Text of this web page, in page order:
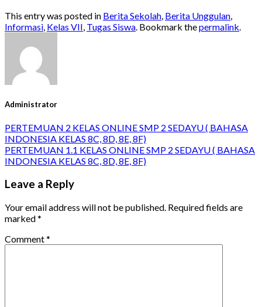
This entry was posted in Berita Sekolah, Berita Unggulan,
Informasi, Kelas VII, Tugas Siswa. Bookmark thepermalink.
Administrator
PERTEMUAN 2 KELAS ONLINE SMP 2 SEDAYU ( BAHASA
INDONESIA KELAS 8C, 8D, 8E, 8F)
PERTEMUAN 1.1 KELAS ONLINE SMP 2 SEDAYU ( BAHASA
INDONESIA KELAS 8C, 8D, 8E, 8F)
Leave a Reply
Your email address will not be published. Required fields are
marked*
Comment*